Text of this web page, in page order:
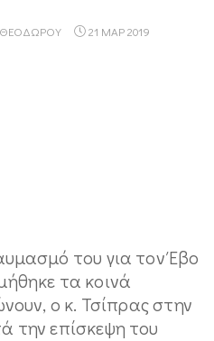
21 ΜΑΡ 2019
του για τον Έβο
τα κοινά
ο κ. Τσίπρας στην
την επίσκεψη του